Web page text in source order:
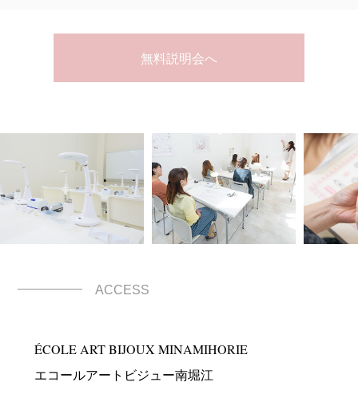
無料説明会へ
ACCESS
ÉCOLE ART BIJOUX MINAMIHORIE
エコールアートビジュー南堀江